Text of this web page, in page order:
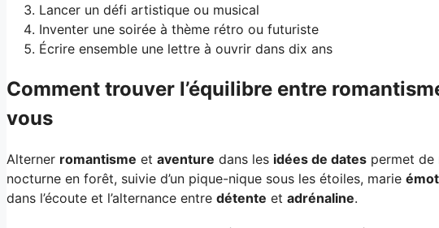
Lancer un défi artistique ou musical
Inventer une soirée à thème rétro ou futuriste
Écrire ensemble une lettre à ouvrir dans dix ans
Comment trouver l’équilibre entre
vous
Alterner romantisme et aventure dans les idées de dates permet de
nocturne en forêt, suivie d’un pique-nique sous les étoiles, marie
dans l’écoute et l’alternance entre détente et adrénaline.